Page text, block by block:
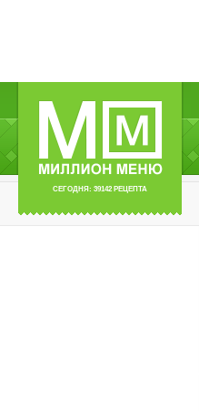
СЕГОДНЯ: 39142 РЕЦЕПТА